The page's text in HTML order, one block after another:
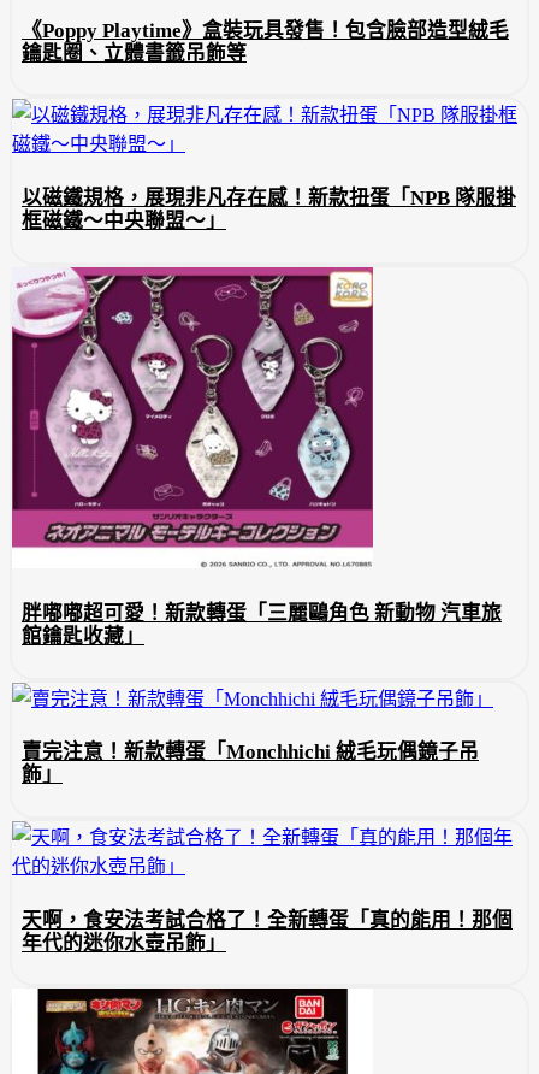
《Poppy Playtime》盒裝玩具發售！包含臉部造型絨毛
鑰匙圈、立體書籤吊飾等
以磁鐵規格，展現非凡存在感！新款扭蛋「NPB 隊服掛
框磁鐵～中央聯盟～」
胖嘟嘟超可愛！新款轉蛋「三麗鷗角色 新動物 汽車旅
館鑰匙收藏」
賣完注意！新款轉蛋「Monchhichi 絨毛玩偶鏡子吊
飾」
天啊，食安法考試合格了！全新轉蛋「真的能用！那個
年代的迷你水壺吊飾」